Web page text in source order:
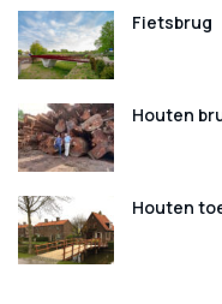
Fietsbrug
Houten
Houten